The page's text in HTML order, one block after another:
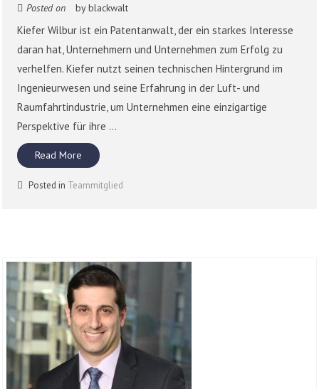
Posted on byblackwalt
Kiefer Wilbur ist ein Patentanwalt, der ein starkes Interesse
daran hat, Unternehmern und Unternehmen zum Erfolg zu
verhelfen. Kiefer nutzt seinen technischen Hintergrund im
Ingenieurwesen und seine Erfahrung in der Luft- und
Raumfahrtindustrie, um Unternehmen eine einzigartige
Perspektive für ihre ...
Read More
Posted in Teammitglied